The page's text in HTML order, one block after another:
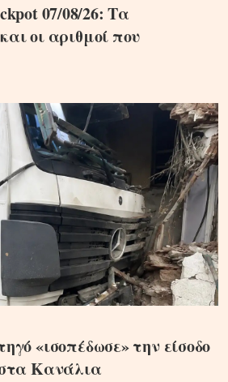
07/08/26: Τα
οι αριθμοί που
«ισοπέδωσε» την είσοδο
Κανάλια